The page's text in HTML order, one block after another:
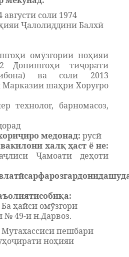
августи соли 1974
Ҷалолиддини Балхӣ
омӯзгории ноҳияи
Донишгоҳи тиҷорати
ва соли 2013
шаҳри Хоруғро
технолог, барномасоз,
медонад:русӣ
халқ ҳаст ё не:
Ҷамоати деҳоти
ҳайси омӯзгори
№ 49-и н.Дарвоз.
Мутахассиси пешбари
ноҳияи